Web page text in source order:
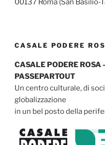
00137 Roma (San Basilio-
CASALE PODERE
CASALE PODERE
PASSEPARTOUT
Un centro culturale, di
globalizzazione
in un bel posto della